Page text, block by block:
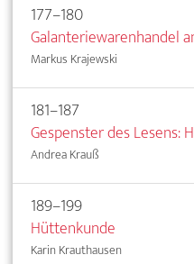
177–180
Galanteriewarenhandel
Markus Krajewski
181–187
Gespenster des Lesens:
Andrea Krauß
189–199
Hüttenkunde
Karin Krauthausen